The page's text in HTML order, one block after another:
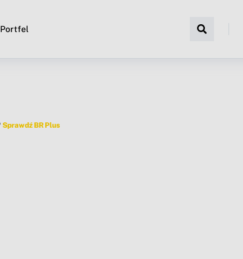
Portfel
Sprawdź BR Plus